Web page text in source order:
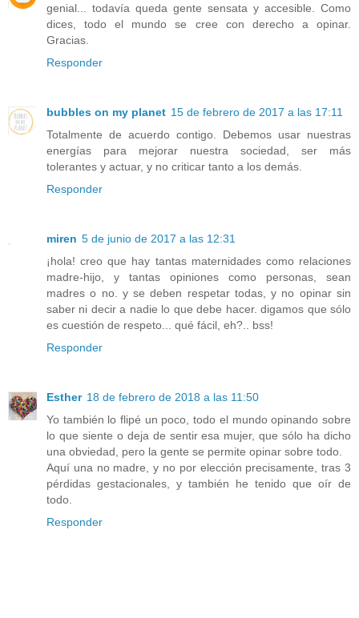
genial... todavía queda gente sensata y accesible. Como
dices, todo el mundo se cree con derecho a opinar.
Gracias.
Responder
bubbles on my planet 15 de febrero de 2017 a las 17:11
Totalmente de acuerdo contigo. Debemos usar nuestras
energías para mejorar nuestra sociedad, ser más
tolerantes y actuar, y no criticar tanto a los demás.
Responder
miren 5 de junio de 2017 a las 12:31
¡hola! creo que hay tantas maternidades como relaciones
madre-hijo, y tantas opiniones como personas, sean
madres o no. y se deben respetar todas, y no opinar sin
saber ni decir a nadie lo que debe hacer. digamos que sólo
es cuestión de respeto... qué fácil, eh?.. bss!
Responder
Esther 18 de febrero de 2018 a las 11:50
Yo también lo flipé un poco, todo el mundo opinando sobre
lo que siente o deja de sentir esa mujer, que sólo ha dicho
una obviedad, pero la gente se permite opinar sobre todo.
Aquí una no madre, y no por elección precisamente, tras 3
pérdidas gestacionales, y también he tenido que oír de
todo.
Responder